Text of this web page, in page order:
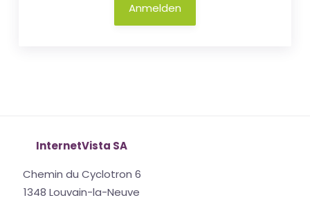
Anmelden
InternetVista SA
Chemin du Cyclotron 6
1348 Louvain-la-Neuve